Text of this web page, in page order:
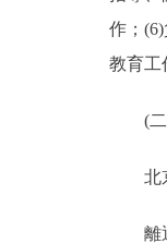
作；
教育工
(二)
北京
離退